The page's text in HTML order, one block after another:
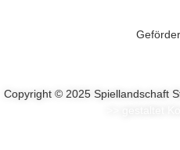
Copyright © 2025 Spiellandschaft